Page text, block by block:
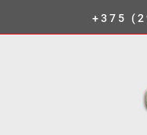
+375